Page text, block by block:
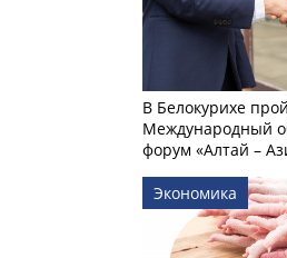
В Белокурихе
Международный
форум «Алтай –
Экономика